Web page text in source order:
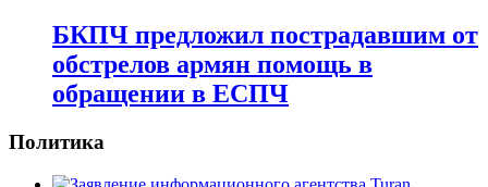
БКПЧ предложил пострадавшим от
обстрелов армян помощь в
обращении в ЕСПЧ
Политика